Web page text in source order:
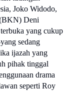
Joko Widodo,
Deni
yang cukup
sedang
ijazah yang
pihak tinggal
drama
seperti Roy